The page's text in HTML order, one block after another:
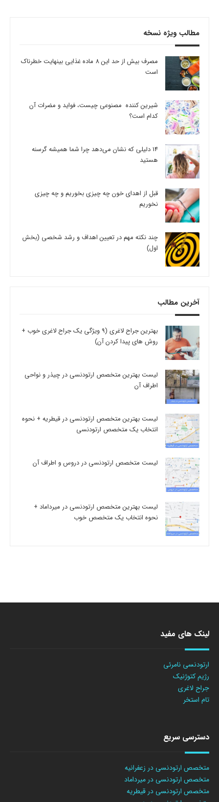
مطالب ویژه نسخه
مصرف بیش از حد این 8 ماده غذایی بینهایت خطرناک
است
شیرین کننده مصنوعی چیست، فواید و مضرات آن
کدام است؟
14 دلیلی که نشان می‌دهد چرا شما همیشه گرسنه
هستید
قبل از اهدای خون چه چیزی بخوریم و چه چیزی
نخوریم
چند نکته مهم در تعیین اهداف و رشد شخصی (بخش
اول)
آخرین مطالب
بهترین جراح لاغری (9 ویژگی یک جراح لاغری خوب +
روش های پیدا کردن آن)
لیست بهترین متخصص ارتودنسی در چیذر و نواحی
اطراف آن
لیست بهترین متخصص ارتودنسی در قیطریه + نحوه
انتخاب یک متخصص ارتودنسی
لیست متخصص ارتودنسی در دروس و اطراف آن
لیست بهترین متخصص ارتودنسی در میرداماد +
نحوه انتخاب یک متخصص خوب
لینک های مفید
ارتودنسی نامرئی
رژیم کتوژنیک
جراح لاغری
تام استخر
دسترسی سریع
متخصص ارتودنسی در زعفرانیه
متخصص ارتودنسی در میرداماد
متخصص ارتودنسی در قیطریه